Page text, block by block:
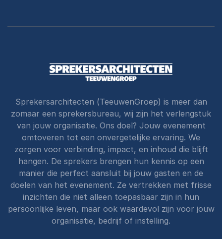
Sprekersarchitecten (TeeuwenGroep) is meer dan
zomaar een sprekersbureau, wij zijn het verlengstuk
van jouw organisatie. Ons doel? Jouw evenement
omtoveren tot een onvergetelijke ervaring. We
zorgen voor verbinding, impact, en inhoud die blijft
hangen. De sprekers brengen hun kennis op een
manier die perfect aansluit bij jouw gasten en de
doelen van het evenement. Ze vertrekken met frisse
inzichten die niet alleen toepasbaar zijn in hun
persoonlijke leven, maar ook waardevol zijn voor jouw
organisatie, bedrijf of instelling.